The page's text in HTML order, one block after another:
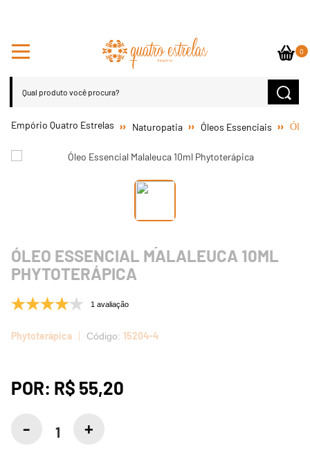
0
Naturopatia Óleos Essenciais
ÓLEO ESSENCIAL MALALEUCA 10ML
PHYTOTERÁPICA
1 avaliação
Phytoterápica 15204-4
POR: R$ 55,20